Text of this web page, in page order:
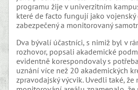
programu žije v univerzitním
které de facto fungují jako vojenský
zabezpečený a monitorovaný
Dva bývalí účastníci, s nimiž byl v
rozhovor, popsali akademické
evidentně korespondovaly s
uznání více než 20 akademických
zpravodajský výcvik. Uvedli také, že